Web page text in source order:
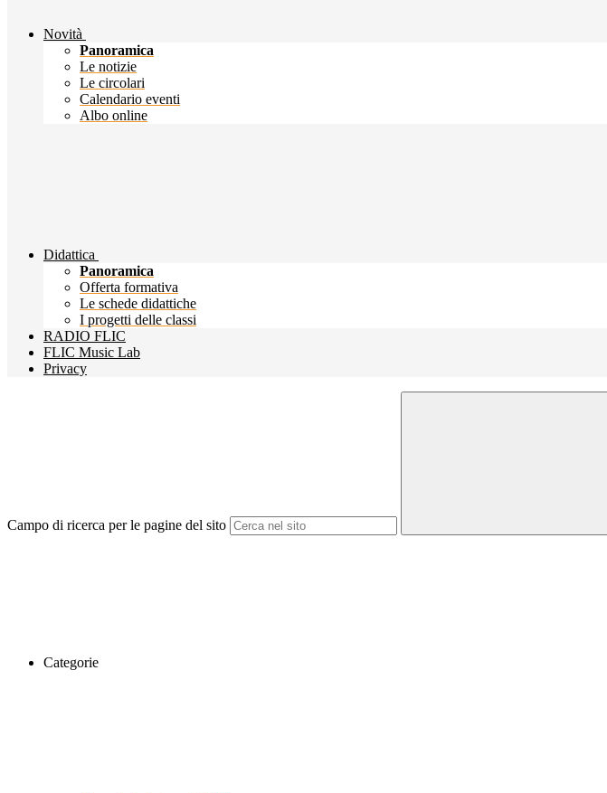
Novità
Panoramica
Le notizie
Le circolari
Calendario eventi
Albo online
Didattica
Panoramica
Offerta formativa
Le schede didattiche
I progetti delle classi
RADIO FLIC
FLIC Music Lab
Privacy
Campo di ricerca per le pagine del sito
Categorie